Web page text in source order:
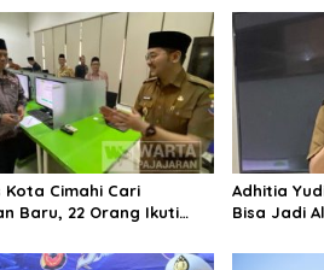
Kota Cimahi Cari
Baru, 22 Orang Ikuti
Adhitia
Bisa Jadi